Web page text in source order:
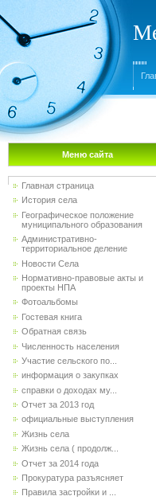
Меню сайта
Главная страница
История села
Географическое положение
муниципального образования
Административно-
территориальное деление
Новости Села
Нормативно-правовые акты и
проекты НПА
Фотоальбомы
Гостевая книга
Обратная связь
Численность населения
Участие сельского по...
информация о закупках
справки о доходах му...
Отчет за 2013 год
официальные выступления
Жизнь села
Жизнь села ( продолж...
Отчет за 2014 года
Прокуратура разъясняет
Правила застройки и ...